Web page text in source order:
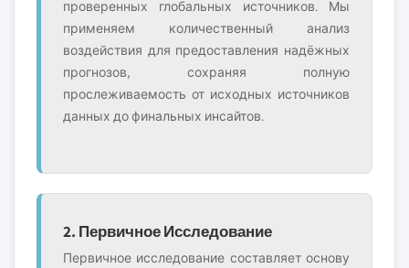
проверенных глобальных источников. Мы
применяем количественный анализ
воздействия для предоставления надёжных
прогнозов, сохраняя полную
прослеживаемость от исходных источников
данных до финальных инсайтов.
2. Первичное Исследование
Первичное исследование составляет основу